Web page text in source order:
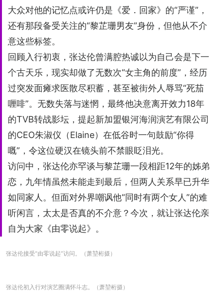
大众对他的记忆点或许仍是《爱．回家》的“严谨”，
还有那段备受关注的“黎芷珊男友”身份，但他从不介
意这些标签。
回顾入行初衷，张达伦曾满腔热诚以为自己会是下一
个古天乐，现实却做了无数次“女主角的前度”，经历
过突发面瘫求医散尽积蓄，甚至被街外人辱骂“死茄
喱啡”。无数失落与迷惘，最终他决意离开效力18年
的TVB转战影坛，提起新加盟银河海润演艺有限公司
的CEO朱淑仪（Elaine）在低谷时一句鼓励“你得
嘅”，令这位硬汉在镜头前不禁眼眨泪光。
访问中，张达伦亦罕谈与黎芷珊一段相距12年的姊弟
恋，九年情虽然未能走到最后，但两人关系早已升华
如同家人。但面对外界嘲讽他“同时有两个女人”的难
听闲言，太太是否真的不介意？今次，就让张达伦亲
自为大家《由零说起》。
张达伦接受“由零说起”访问。（萧堃桁摄）
张达伦初入行对演艺圈满怀斗志。（萧堃桁摄）